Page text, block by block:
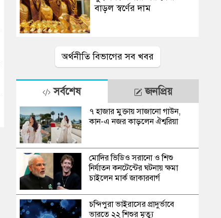
বাড়ল স্বর্ণের দাম
অর্থনীতি বিভাগের সব খবর
সর্বশেষ জনপ্রিয়
৭ হাজার মুক্তায় সাজানো গাউন,
কান-এ নজর কাড়লেন ঐশ্বরিয়া
মোদির ভিডিও সরানো ও শিশু
নির্যাতন কনটেন্টের ঘটনায় ক্ষমা
চাইলেন মার্ক জাকারবার্গ
চন্দিপুরা ভাইরাসের প্রাদুর্ভাবে
ভারতে ২২ শিশুর মৃত্যু